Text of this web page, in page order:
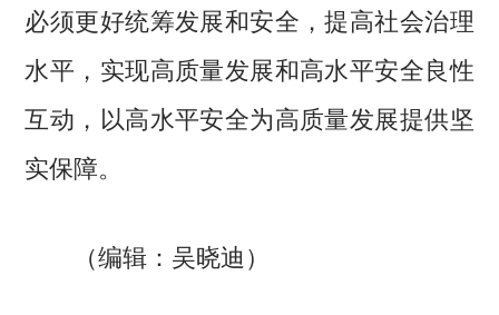
必须更好统筹发展和安全，提高社会治理
水平，实现高质量发展和高水平安全良性
互动，以高水平安全为高质量发展提供坚
实保障。
（编辑：吴晓迪）